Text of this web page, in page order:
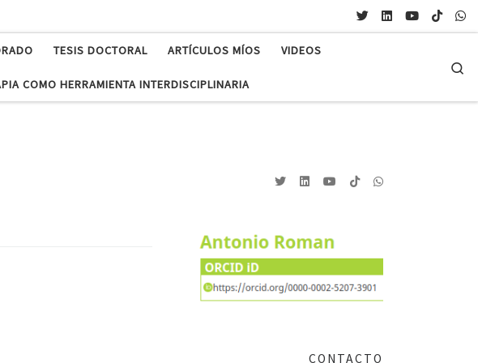
TESIS DOCTORAL ARTÍCULOS MÍOS VIDEOS
COMO HERRAMIENTA INTERDISCIPLINARIA
CONTACTO